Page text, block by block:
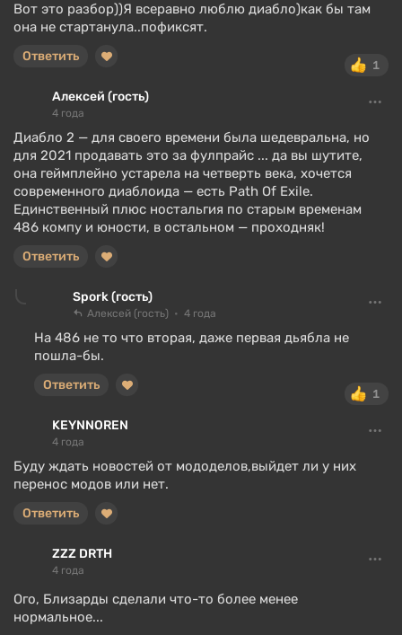
Вот это разбор))Я всеравно люблю диабло)как бы там
она не стартанула..пофиксят.
1
Ответить
Алексей (гость)
4 года
Диабло 2 — для своего времени была шедевральна, но
для 2021 продавать это за фулпрайс ... да вы шутите,
она геймплейно устарела на четверть века, хочется
современного диаблоида — есть Path Of Exile.
Единственный плюс ностальгия по старым временам
486 компу и юности, в остальном — проходняк!
Ответить
Spork (гость)
Алексей (гость) 4 года
На 486 не то что вторая, даже первая дьябла не
пошла-бы.
1
Ответить
KEYNNOREN
4 года
Буду ждать новостей от мододелов,выйдет ли у них
перенос модов или нет.
Ответить
ZZZ DRTH
4 года
Ого, Близарды сделали что-то более менее
нормальное...